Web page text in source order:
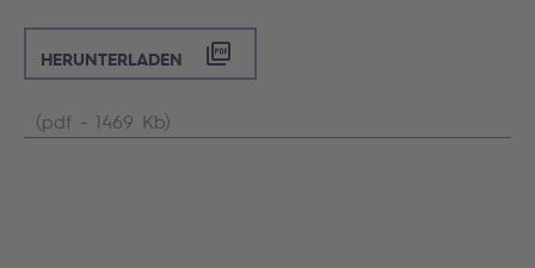
HERUNTERLADEN
(pdf - 1469 Kb)